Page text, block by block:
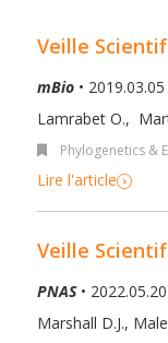
Veille
mBio • 2019.03.05
Lamrabet O.,
Phylogenetics &
Lire l'article
Veille
PNAS• 2022.05.20
Marshall D.J.,